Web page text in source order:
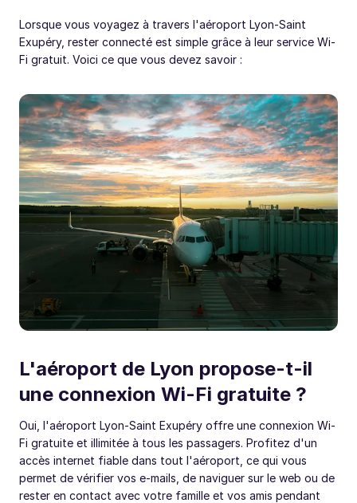
Lorsque vous voyagez à travers l'aéroport Lyon-Saint
Exupéry, rester connecté est simple grâce à leur service Wi-
Fi gratuit. Voici ce que vous devez savoir :
L'aéroport de Lyon propose-t-il
une connexion Wi-Fi gratuite ?
Oui, l'aéroport Lyon-Saint Exupéry offre une connexion Wi-
Fi gratuite et illimitée à tous les passagers. Profitez d'un
accès internet fiable dans tout l'aéroport, ce qui vous
permet de vérifier vos e-mails, de naviguer sur le web ou de
rester en contact avec votre famille et vos amis pendant